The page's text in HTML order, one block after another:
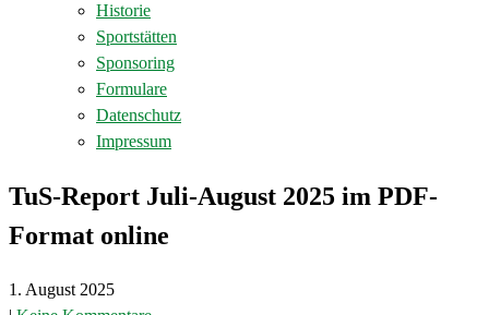
Historie
Sportstätten
Sponsoring
Formulare
Datenschutz
Impressum
TuS-Report Juli-August 2025 im PDF-
Format online
1. August 2025